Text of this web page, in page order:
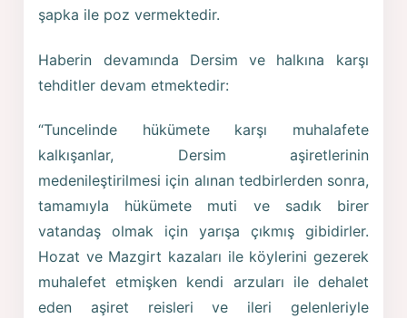
şapka ile poz vermektedir.
Haberin devamında Dersim ve halkına karşı
tehditler devam etmektedir:
“Tuncelinde hükümete karşı muhalafete
kalkışanlar, Dersim aşiretlerinin
medenileştirilmesi için alınan tedbirlerden sonra,
tamamıyla hükümete muti ve sadık birer
vatandaş olmak için yarışa çıkmış gibidirler.
Hozat ve Mazgirt kazaları ile köylerini gezerek
muhalefet etmişken kendi arzuları ile dehalet
eden aşiret reisleri ve ileri gelenleriyle